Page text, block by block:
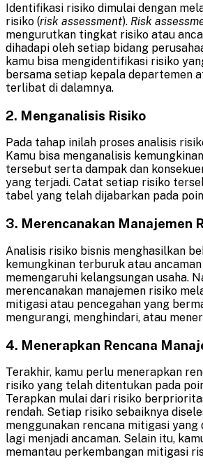
Identifikasi risiko dimulai dengan
risiko (risk assessment). Risk
mengurutkan tingkat risiko atau
dihadapi oleh setiap bidang
kamu bisa mengidentifikasi risiko
bersama setiap kepala departemen
terlibat di dalamnya.
2. Menganalisis Risiko
Pada tahap inilah proses analisis
Kamu bisa menganalisis
tersebut serta dampak dan
yang terjadi. Catat setiap risiko
tabel yang telah dijabarkan pada
3. Merencanakan Manajemen
Analisis risiko bisnis menghasilkan
kemungkinan terburuk atau
memengaruhi kelangsungan usaha.
merencanakan manajemen risiko
mitigasi atau pencegahan yang
mengurangi, menghindari, atau
4. Menerapkan Rencana
Terakhir, kamu perlu menerapkan
risiko yang telah ditentukan pada
Terapkan mulai dari risiko
rendah. Setiap risiko sebaiknya
menggunakan rencana mitigasi
lagi menjadi ancaman. Selain itu,
memantau perkembangan mitigasi